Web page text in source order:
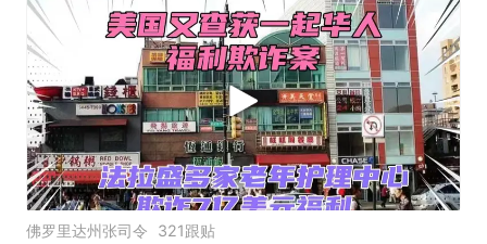
佛罗里达州张司令 321跟贴